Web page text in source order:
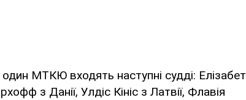
МТКЮ входять наступні судді: Елізабет
з Данії, Улдіс Кініс з Латвії, Флавія